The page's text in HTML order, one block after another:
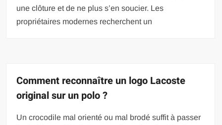
une clôture et de ne plus s’en soucier. Les
propriétaires modernes recherchent un
Comment reconnaître un logo Lacoste
original sur un polo ?
Un crocodile mal orienté ou mal brodé suffit à passer